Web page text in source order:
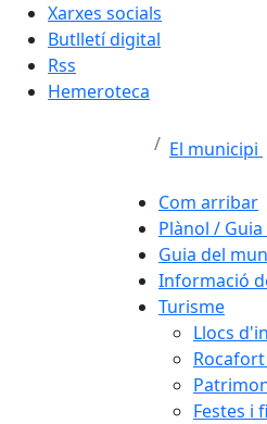
Xarxes socials
Butlletí digital
Rss
Hemeroteca
El municipi
Com arribar
Plànol /
Guia del
Informació
Turisme
Llocs
Festes i